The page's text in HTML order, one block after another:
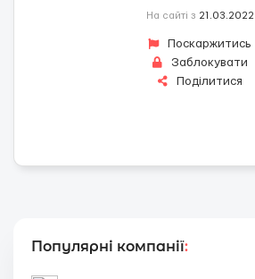
На сайті з 21.03.2022
Поскаржитись
Заблокувати
Поділитися
Популярні компанії: